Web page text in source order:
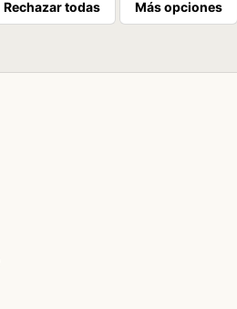
Rechazar todas Más opciones